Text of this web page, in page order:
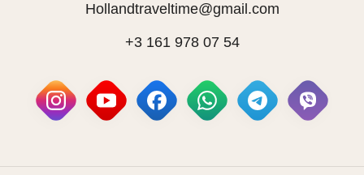
Hollandtraveltime@gmail.com
+3 161 978 07 54